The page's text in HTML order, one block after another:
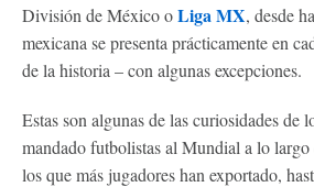
División de México oLiga MX, desde
mexicana se presenta prácticamente en
de la historia – con algunas excepciones.
Estas son algunas de las curiosidades de
mandado futbolistas al Mundial a lo largo
los que más jugadores han exportado,